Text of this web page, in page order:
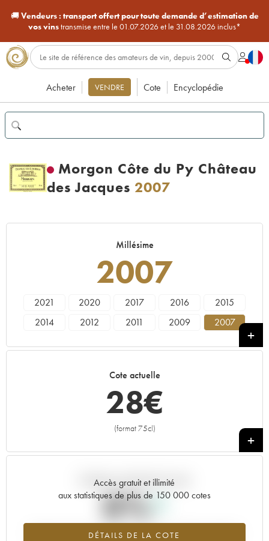
🚚Vendeurs : transport offert pour toute demande d’estimation de
vos vinstransmise entre le 01.07.2026 et le 31.08.2026 inclus*
Acheter VENDRE Cote Encyclopédie
Morgon Côte du Py Château
des Jacques 2007
Millésime
2007
2021 2020 2017 2016
2015
2014
2012 2011 2009
2007
Cote actuelle
28€
(format 75cl)
+
Accès gratuit et illimité
aux statistiques de plus de 150 000 cotes
DÉTAILS DE LA COTE
Tendance actuelle de la cote
0%
Tendance à la hausse du millésime 2007 en 2026 par rapport à